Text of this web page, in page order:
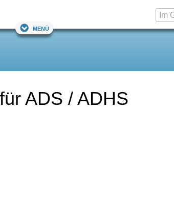
Menü
ADS / ADHS